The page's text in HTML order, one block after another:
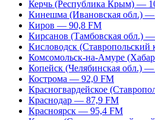
Керчь (Республика Крым) —
Кинешма (Ивановская обл.)
Киров — 90,8 FM
Кирсанов (Тамбовская обл.)
Кисловодск
Комсомольск-на-Амуре
Копейск (Челябинская обл.)
Кострома — 92,0 FM
Красногвардейское
Краснодар — 87,9 FM
Красноярск — 95,4 FM